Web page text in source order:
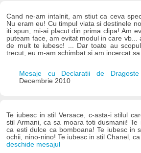
Cand ne-am intalnit, am stiut ca ceva
Nu eram eu! Cu timpul viata si destinele
iti spun, mi-ai placut din prima clipa! Am
puteam face, am evitat modul in care vb...
de mult te iubesc! ... Dar toate au
trecut, eu m-am schimbat si am incercat
Mesaje cu Declaratii de
Decembrie 2010
Te iubesc in stil Versace, c-asta-i stilul
stil Armani, ca sa moara toti dusmanii! Te
ca esti dulce ca bomboana! Te iubesc in
ochii, nino-nino! Te iubesc in stil Chanel,
deschide mesajul